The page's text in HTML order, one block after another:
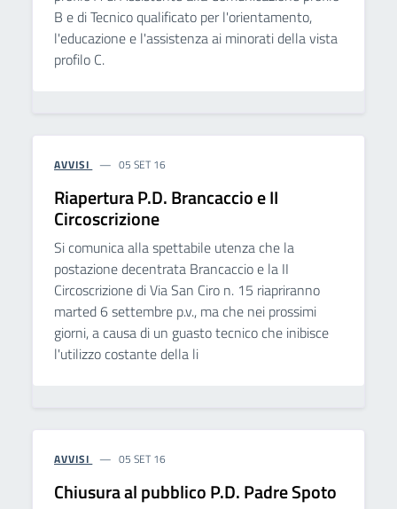
B e di Tecnico qualificato per l'orientamento,
l'educazione e l'assistenza ai minorati della vista
profilo C.
AVVISI 05 SET 16
Riapertura P.D. Brancaccio e II
Circoscrizione
Si comunica alla spettabile utenza che la
postazione decentrata Brancaccio e la II
Circoscrizione di Via San Ciro n. 15 riapriranno
marted 6 settembre p.v., ma che nei prossimi
giorni, a causa di un guasto tecnico che inibisce
l'utilizzo costante della li
AVVISI 05 SET 16
Chiusura al pubblico P.D. Padre Spoto